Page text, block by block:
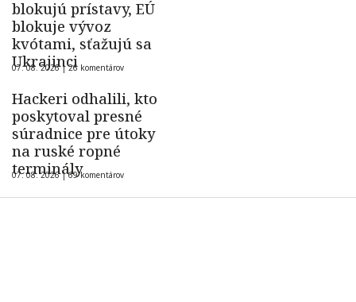
blokujú prístavy, EÚ
blokuje vývoz
kvótami, sťažujú sa
Ukrajinci
07. 08. 2026 |26 komentárov
Hackeri odhalili, kto
poskytoval presné
súradnice pre útoky
na ruské ropné
terminály
07. 08. 2026 |69 komentárov